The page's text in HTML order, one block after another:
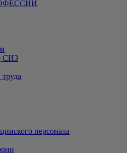
СИЗ
персонала